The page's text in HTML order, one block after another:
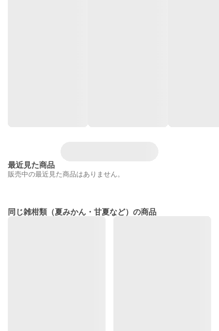
最近見た商品
販売中の最近見た商品はありません。
同じ雑柑類（夏みかん・甘夏など）の商品